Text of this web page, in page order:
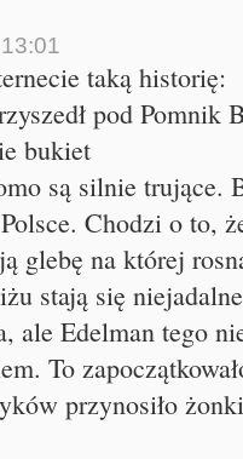
taką historię:
pod Pomnik
bukiet
są silnie trujące.
Chodzi o to,
glebę na której
stają się
ale Edelman tego
To
przynosiło